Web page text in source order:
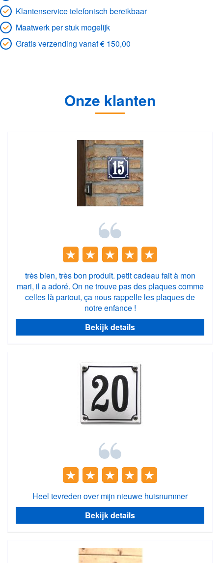
Klantenservice telefonisch bereikbaar
Maatwerk per stuk mogelijk
Gratis verzending vanaf € 150,00
Onze klanten
très bien, très bon produit. petit cadeau fait à mon
mari, il a adoré. On ne trouve pas des plaques comme
celles là partout, ça nous rappelle les plaques de
notre enfance !
Bekijk details
Heel tevreden over mijn nieuwe huisnummer
Bekijk details